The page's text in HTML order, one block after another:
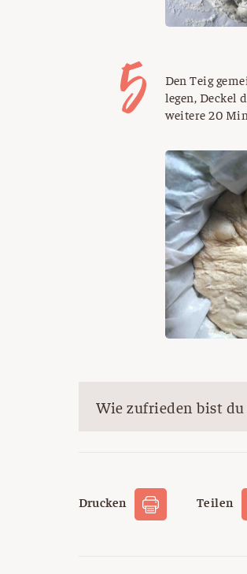
Den Teig
legen, Deckel
weitere 20
Wie zufrieden bist
Drucken Teilen